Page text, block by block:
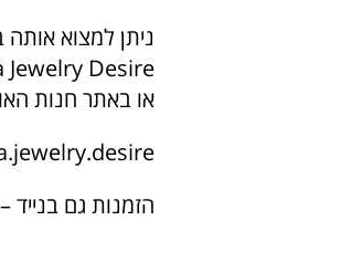
ניתן למצוא אותה
Jewelry Desire
או באתר חנות
הזמנות גם בנייד – 050-6213749